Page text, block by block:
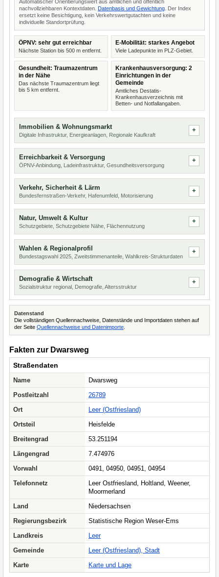
Automatischer Orientierungswert aus amtlichen und öffentlich
nachvollziehbaren Kontextdaten. Datenbasis und Gewichtung . Der Index
ersetzt keine Besichtigung, kein Verkehrswertgutachten und keine
individuelle Standortprüfung.
ÖPNV: sehr gut erreichbar
Nächste Station bis 500 m entfernt.
E-Mobilität: starkes Angebot
Viele Ladepunkte im PLZ-Gebiet.
Gesundheit: Traumazentrum
in der Nähe
Das nächste Traumazentrum liegt
bis 5 km entfernt.
Krankenhausversorgung: 2
Einrichtungen in der
Gemeinde
Amtliches Destatis-
Krankenhausverzeichnis mit
Betten- und Notfallangaben.
Immobilien & Wohnungsmarkt
Digitale Infrastruktur, Energieanlagen, Regionale Kaufkraft
Erreichbarkeit & Versorgung
ÖPNV-Anbindung, Ladeinfrastruktur, Gesundheitsversorgung
Verkehr, Sicherheit & Lärm
Bundesfernstraßen-Verkehr, Hafenumfeld, Motorisierung
Natur, Umwelt & Kultur
Schutzgebiete, Schutzgebiete Nähe, Flächennutzung
Wahlen & Regionalprofil
Bundestagswahl 2025, Zweitstimmenanteile, Wahlkreis-Strukturdaten
Demografie & Wirtschaft
Sozialstruktur regional, Demografie, Altersstruktur
Datenstand
Die vollständigen Quellennachweise, Datenstände und Importdaten stehen auf
der Seite Quellennachweise und Datenimporte
Fakten zur Dwarsweg
Straßendaten
Name
Dwarsweg
Postleitzahl
26789
Ort
Leer (Ostfriesland)
Ortsteil
Heisfelde
Breitengrad
53.251194
Längengrad
7.474976
Vorwahl
0491, 04950, 04951, 04954
Telefonnetz
Leer Ostfriesland, Holtland, Weener,
Moormerland
Land
Niedersachsen
Regierungsbezirk
Statistische Region Weser-Ems
Landkreis
Leer
Gemeinde
Leer (Ostfriesland), Stadt
Karte
Karte und Lage